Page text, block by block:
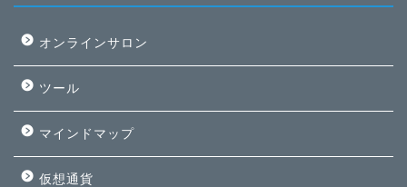
オンラインサロン
ツール
マインドマップ
仮想通貨